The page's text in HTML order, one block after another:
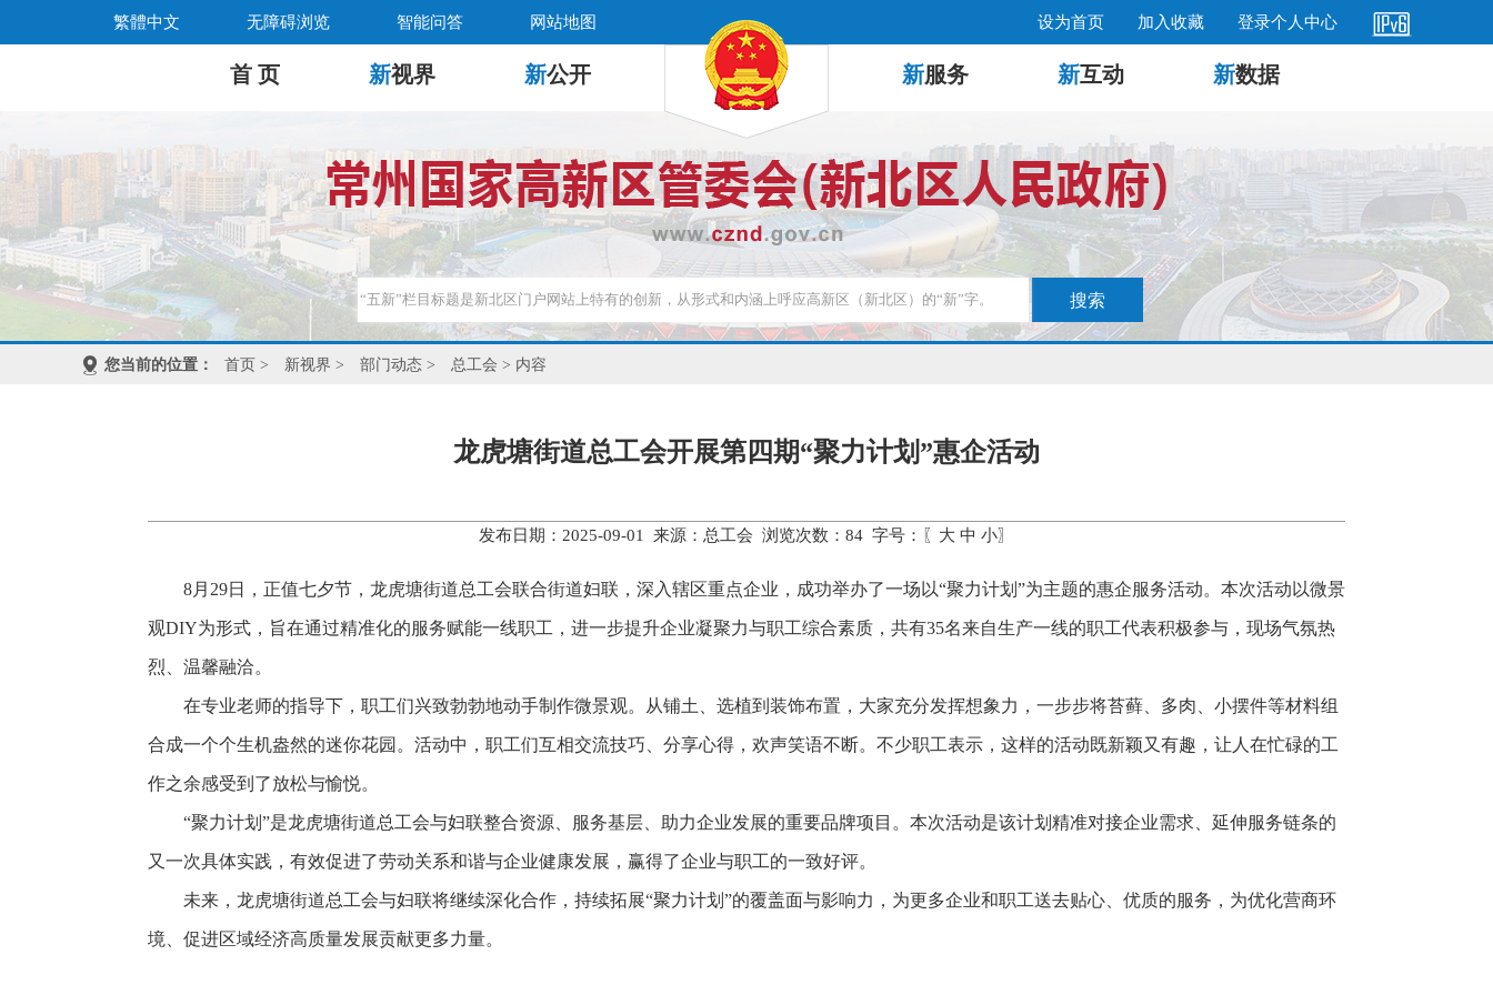
繁體中文 无障碍浏览 智能问答 网站地图 设为首页 加入收藏 登录个人中心
首 页 新视界 新公开 新服务 新互动 新数据
您当前的位置： 首页 > 新视界 > 部门动态 > 总工会 > 内容
龙虎塘街道总工会开展第四期“聚力计划”惠企活动
发布日期：2025-09-01 来源：总工会 浏览次数： 84 字号：〖 大 中 小〗
8月29日，正值七夕节，龙虎塘街道总工会联合街道妇联，深入辖区重点企业，成功举办了一场以“聚力计划”为主题的惠企服务活动。本次活动以微景
观DIY为形式，旨在通过精准化的服务赋能一线职工，进一步提升企业凝聚力与职工综合素质，共有35名来自生产一线的职工代表积极参与，现场气氛热
烈、温馨融洽。
在专业老师的指导下，职工们兴致勃勃地动手制作微景观。从铺土、选植到装饰布置，大家充分发挥想象力，一步步将苔藓、多肉、小摆件等材料组
合成一个个生机盎然的迷你花园。活动中，职工们互相交流技巧、分享心得，欢声笑语不断。不少职工表示，这样的活动既新颖又有趣，让人在忙碌的工
作之余感受到了放松与愉悦。
“聚力计划”是龙虎塘街道总工会与妇联整合资源、服务基层、助力企业发展的重要品牌项目。本次活动是该计划精准对接企业需求、延伸服务链条的
又一次具体实践，有效促进了劳动关系和谐与企业健康发展，赢得了企业与职工的一致好评。
未来，龙虎塘街道总工会与妇联将继续深化合作，持续拓展“聚力计划”的覆盖面与影响力，为更多企业和职工送去贴心、优质的服务，为优化营商环
境、促进区域经济高质量发展贡献更多力量。